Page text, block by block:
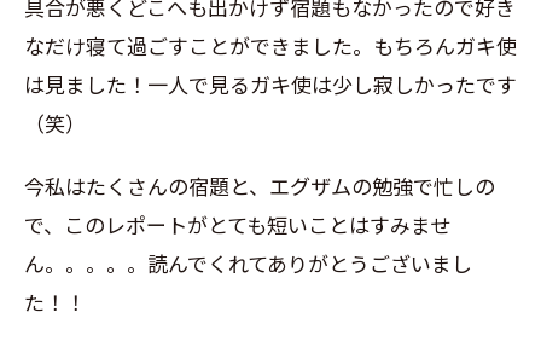
具合が悪くどこへも出かけず宿題もなかったので好き
なだけ寝て過ごすことができました。もちろんガキ使
は見ました！一人で見るガキ使は少し寂しかったです
（笑）
今私はたくさんの宿題と、エグザムの勉強で忙しの
で、このレポートがとても短いことはすみませ
ん。。。。。読んでくれてありがとうございまし
た！！